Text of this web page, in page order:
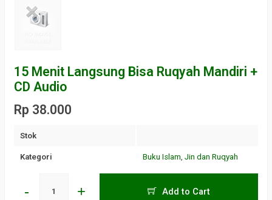
15 Menit Langsung Bisa Ruqyah Mandiri +
CD Audio
Rp 38.000
Stok
Kategori Buku Islam, Jin dan Ruqyah
- + Add to Cart